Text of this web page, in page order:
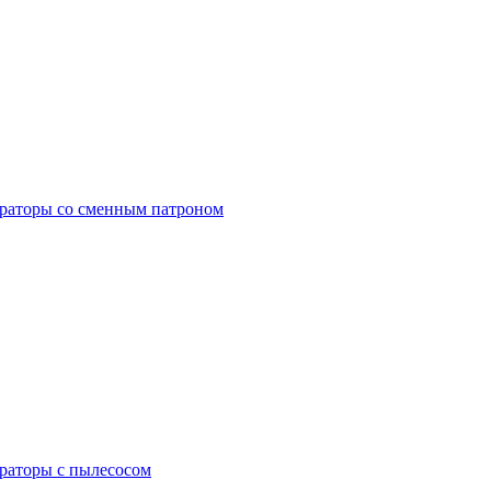
со сменным патроном
с пылесосом